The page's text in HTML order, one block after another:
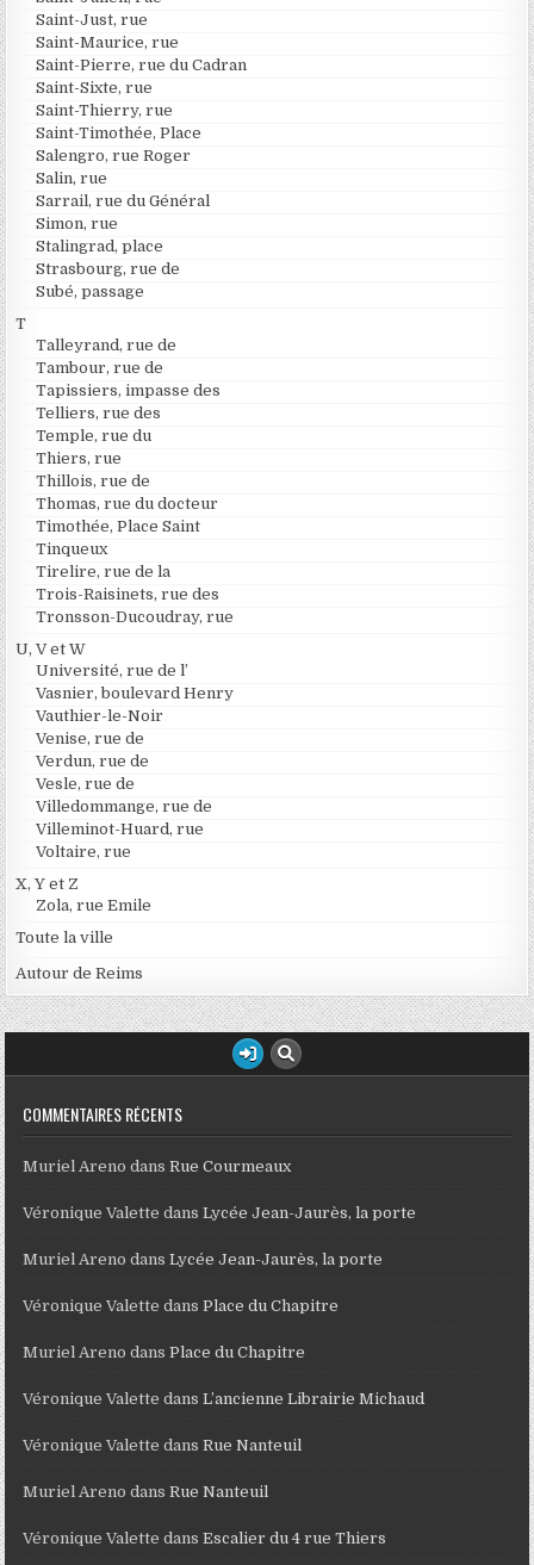
Saint-Just, rue
Saint-Maurice, rue
Saint-Pierre, rue du Cadran
Saint-Sixte, rue
Saint-Thierry, rue
Saint-Timothée, Place
Salengro, rue Roger
Salin, rue
Sarrail, rue du Général
Simon, rue
Stalingrad, place
Strasbourg, rue de
Subé, passage
T
Talleyrand, rue de
Tambour, rue de
Tapissiers, impasse des
Telliers, rue des
Temple, rue du
Thiers, rue
Thillois, rue de
Thomas, rue du docteur
Timothée, Place Saint
Tinqueux
Tirelire, rue de la
Trois-Raisinets, rue des
Tronsson-Ducoudray, rue
U, V et W
Université, rue de l’
Vasnier, boulevard Henry
Vauthier-le-Noir
Venise, rue de
Verdun, rue de
Vesle, rue de
Villedommange, rue de
Villeminot-Huard, rue
Voltaire, rue
X, Y et Z
Zola, rue Emile
Toute la ville
Autour de Reims
COMMENTAIRES RÉCENTS
Muriel Areno dansRue Courmeaux
Véronique Valette dansLycée Jean-Jaurès, la porte
Muriel Areno dansLycée Jean-Jaurès, la porte
Véronique Valette dansPlace du Chapitre
Muriel Areno dansPlace du Chapitre
Véronique Valette dansL’ancienne Librairie Michaud
Véronique Valette dansRue Nanteuil
Muriel Areno dansRue Nanteuil
Véronique Valette dansEscalier du 4 rue Thiers